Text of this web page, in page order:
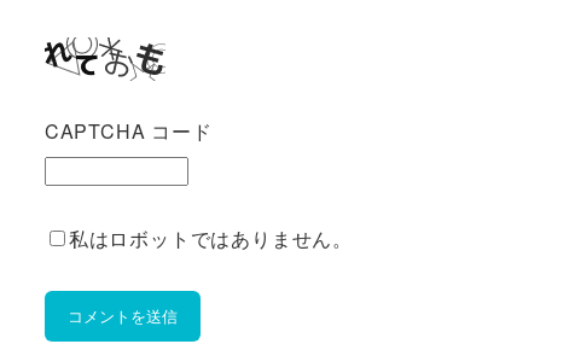
CAPTCHA コード
私はロボットではありません。